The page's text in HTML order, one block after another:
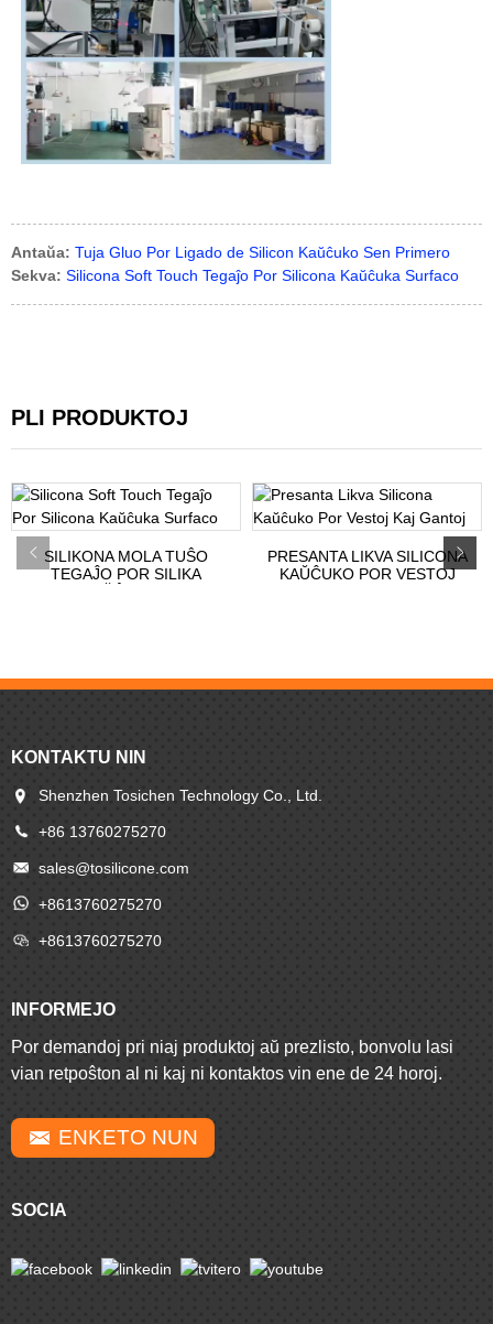
Antaŭa: Tuja Gluo Por Ligado de Silicon Kaŭĉuko Sen Primero
Sekva: Silicona Soft Touch Tegaĵo Por Silicona Kaŭĉuka Surfaco
PLI PRODUKTOJ
SILIKONA MOLA TUŜO
TEGAĴO POR SILIKA
PRESANTA LIKVA SILICONA
KAŬĈUKO POR VESTOJ
KONTAKTU NIN
Shenzhen Tosichen Technology Co., Ltd.
+86 13760275270
sales@tosilicone.com
+8613760275270
+8613760275270
INFORMEJO
Por demandoj pri niaj produktoj aŭ prezlisto, bonvolu lasi
vian retpoŝton al ni kaj ni kontaktos vin ene de 24 horoj.
ENKETO NUN
SOCIA